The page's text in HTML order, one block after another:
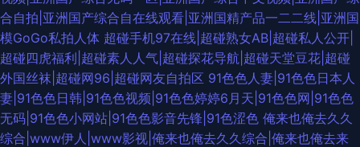
合自拍|亚洲国产综合自在线观看|亚洲国精产品一二二线|亚洲国
模GoGo私拍人体 超碰手机97在线|超碰熟女AB|超碰私人公开|
超碰四虎福利|超碰素人人气|超碰探花导航|超碰天堂豆花|超碰
外国丝袜|超碰网96|超碰网友自拍区 91色色人妻|91色色日本人
妻|91色色日韩|91色色视频|91色色婷婷6月天|91色色网|91色色
无码|91色色小网站|91色色影音先锋|91色涩色 俺来也俺去久久
综合|www伊人|www影视|俺来也俺去久久综合|俺来也俺去来